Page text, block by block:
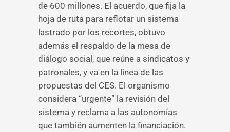
de 600 millones. El acuerdo, que fija la
hoja de ruta para reflotar un sistema
lastrado por los recortes, obtuvo
además el respaldo de la mesa de
diálogo social, que reúne a sindicatos y
patronales, y va en la línea de las
propuestas del CES. El organismo
considera “urgente” la revisión del
sistema y reclama a las autonomías
que también aumenten la financiación.